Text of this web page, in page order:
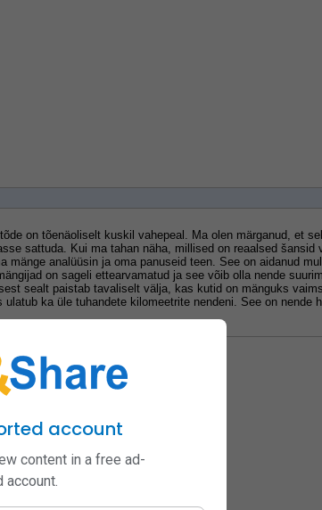
on tõenäoliselt kuskil vahepeal. Ma olen märganud, et
sattuda. Kui ma tahan näha, millised on reaalsed šansid
mänge analüüsin ja oma panuseid teen. See on aidanud
on sageli ettearvamatud ja see võib olla nende
sealt paistab tavaliselt välja, kas kutid on mänguks
ka üle tuhandete kilomeetrite nendeni. See on nende
account
content in a free ad-
account.